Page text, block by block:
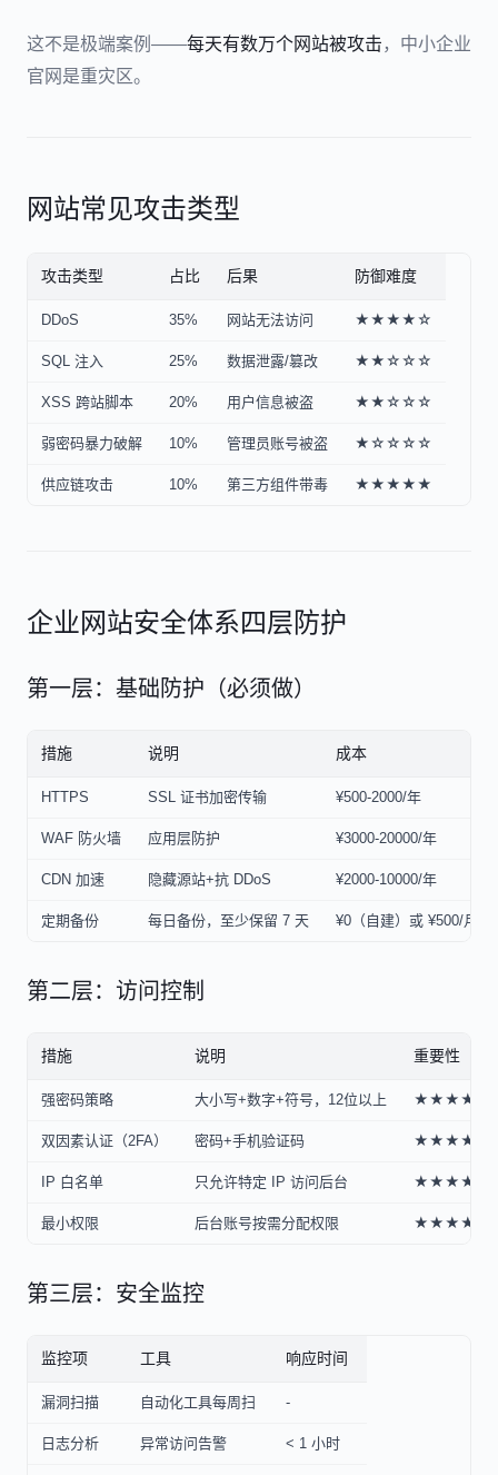
这不是极端案例——每天有数万个网站被攻击 ，中小企业
官网是重灾区。
网站常见攻击类型
攻击类型 占比 后果 防御难度
DDoS 35% 网站无法访问 ★★★★☆
SQL 注入 25% 数据泄露/篡改 ★★☆☆☆
XSS 跨站脚本 20% 用户信息被盗 ★★☆☆☆
弱密码暴力破解 10% 管理员账号被盗 ★☆☆☆☆
供应链攻击 10% 第三方组件带毒 ★★★★★
企业网站安全体系四层防护
第一层：基础防护（必须做）
措施 说明 成本
HTTPS SSL 证书加密传输 ¥500-2000/年
WAF 防火墙 应用层防护 ¥3000-20000/年
CDN 加速 隐藏源站+抗 DDoS ¥2000-10000/年
定期备份 每日备份，至少保留 7 天 ¥0（自建）或 ¥500/月
第二层：访问控制
措施 说明 重要性
强密码策略 大小写+数字+符号，12位以上 ★★★★★
双因素认证（2FA） 密码+手机验证码 ★★★★★
IP 白名单 只允许特定 IP 访问后台 ★★★★☆
最小权限 后台账号按需分配权限 ★★★★☆
第三层：安全监控
监控项 工具 响应时间
漏洞扫描 自动化工具每周扫 -
日志分析 异常访问告警 < 1 小时